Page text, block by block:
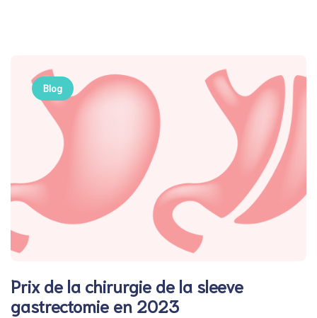
Blog
Prix de la chirurgie de la sleeve
gastrectomie en 2023​